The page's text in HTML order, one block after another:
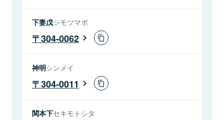
下妻戊シモツマボ
304-0062
神明シンメイ
304-0011
関本下セキモトシタ